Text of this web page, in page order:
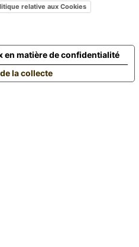
relative aux Cookies
la collecte
en matière de confidentialité